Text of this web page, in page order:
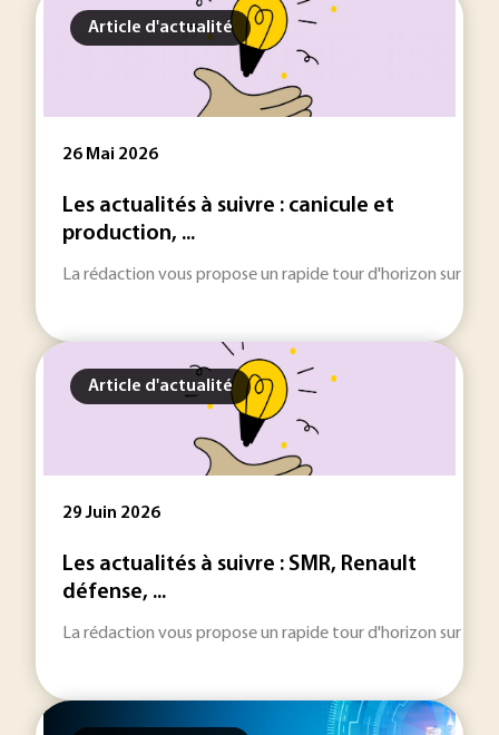
Article d'actualité
26 Mai 2026
Les actualités à suivre : canicule et
production, ...
La rédaction vous propose un rapide tour d'horizon sur les
Article d'actualité
29 Juin 2026
Les actualités à suivre : SMR, Renault
défense, ...
La rédaction vous propose un rapide tour d'horizon sur les